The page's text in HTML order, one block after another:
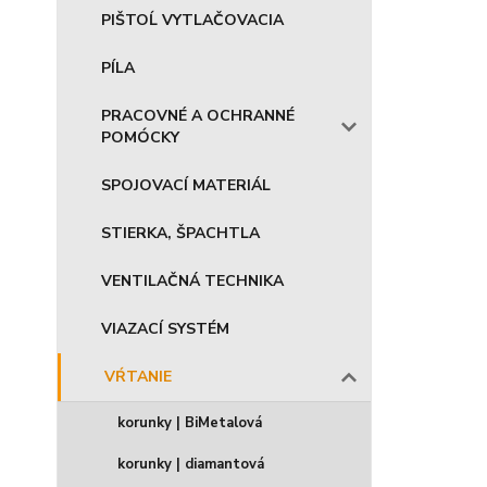
PIŠTOĹ VYTLAČOVACIA
PÍLA
PRACOVNÉ A OCHRANNÉ
POMÓCKY
SPOJOVACÍ MATERIÁL
STIERKA, ŠPACHTLA
VENTILAČNÁ TECHNIKA
VIAZACÍ SYSTÉM
VŔTANIE
korunky | BiMetalová
korunky | diamantová